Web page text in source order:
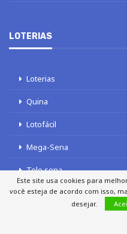
LOTERIAS
Loterias
Quina
Lotofácil
Mega-Sena
Tele sena
Este site usa cookies para
você esteja de acordo com isso,
desejar.